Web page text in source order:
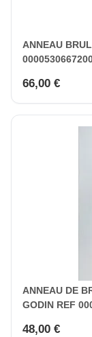
ANNEAU
66,00 €
ANNEAU DE
GODIN REF
48,00 €